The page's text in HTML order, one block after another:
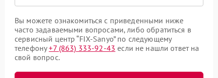
Вы можете ознакомиться с приведенными ниже
часто задаваемыми вопросами, либо обратиться в
сервисный центр “FIX-Sanyo” по следующему
телефону+7 (863) 333-92-43 если не нашли ответ на
свой вопрос.